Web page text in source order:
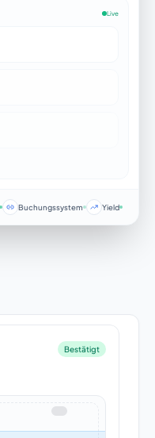
Live
Buchungssystem Yield
Bestätigt